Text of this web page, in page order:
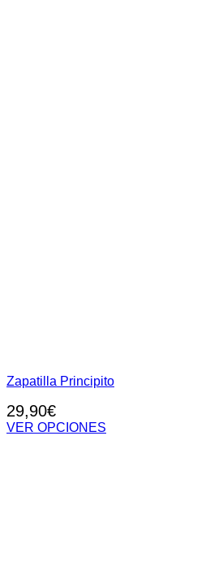
Zapatilla Principito
29,90€
VER OPCIONES